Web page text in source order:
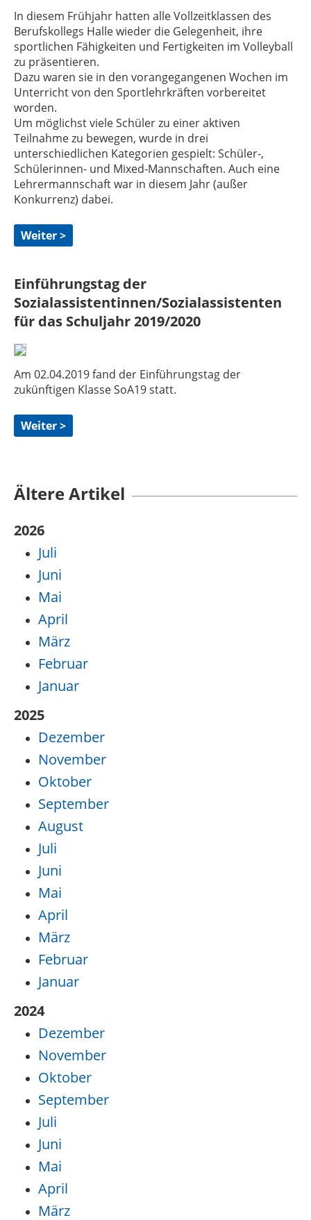
In diesem Frühjahr hatten alle Vollzeitklassen des
Berufskollegs Halle wieder die Gelegenheit, ihre
sportlichen Fähigkeiten und Fertigkeiten im Volleyball
zu präsentieren.
Dazu waren sie in den vorangegangenen Wochen im
Unterricht von den Sportlehrkräften vorbereitet
worden.
Um möglichst viele Schüler zu einer aktiven
Teilnahme zu bewegen, wurde in drei
unterschiedlichen Kategorien gespielt: Schüler-,
Schülerinnen- und Mixed-Mannschaften. Auch eine
Lehrermannschaft war in diesem Jahr (außer
Konkurrenz) dabei.
Weiter >
Einführungstag der
Sozialassistentinnen/Sozialassistenten
für das Schuljahr 2019/2020
Am 02.04.2019 fand der Einführungstag der
zukünftigen Klasse SoA19 statt.
Weiter >
Ältere Artikel
2026
Juli
Juni
Mai
April
März
Februar
Januar
2025
Dezember
November
Oktober
September
August
Juli
Juni
Mai
April
März
Februar
Januar
2024
Dezember
November
Oktober
September
Juli
Juni
Mai
April
März